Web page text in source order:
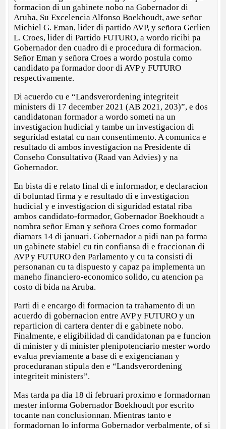
formacion di un gabinete nobo na Gobernador di
Aruba, Su Excelencia Alfonso Boekhoudt, awe señor
Michiel G. Eman, lider di partido AVP, y señora Gerlien
L. Croes, lider di Partido FUTURO, a wordo ricibi pa
Gobernador den cuadro di e procedura di formacion.
Señor Eman y señora Croes a wordo postula como
candidato pa formador door di AVP y FUTURO
respectivamente.
Di acuerdo cu e “Landsverordening integriteit
ministers di 17 december 2021 (AB 2021, 203)”, e dos
candidatonan formador a wordo someti na un
investigacion hudicial y tambe un investigacion di
seguridad estatal cu nan consentimento. A comunica e
resultado di ambos investigacion na Presidente di
Conseho Consultativo (Raad van Advies) y na
Gobernador.
En bista di e relato final di e informador, e declaracion
di boluntad firma y e resultado di e investigacion
hudicial y e investigacion di siguridad estatal riba
ambos candidato-formador, Gobernador Boekhoudt a
nombra señor Eman y señora Croes como formador
diamars 14 di januari. Gobernador a pidi nan pa forma
un gabinete stabiel cu tin confiansa di e fraccionan di
AVP y FUTURO den Parlamento y cu ta consisti di
personanan cu ta dispuesto y capaz pa implementa un
maneho financiero-economico solido, cu atencion pa
costo di bida na Aruba.
Parti di e encargo di formacion ta trahamento di un
acuerdo di gobernacion entre AVP y FUTURO y un
reparticion di cartera denter di e gabinete nobo.
Finalmente, e eligibilidad di candidatonan pa e funcion
di minister y di minister plenipotenciario mester wordo
evalua previamente a base di e exigencianan y
proceduranan stipula den e “Landsverordening
integriteit ministers”.
Mas tarda pa dia 18 di februari proximo e formadornan
mester informa Gobernador Boekhoudt por escrito
tocante nan conclusionnan. Mientras tanto e
formadornan lo informa Gobernador verbalmente, of si